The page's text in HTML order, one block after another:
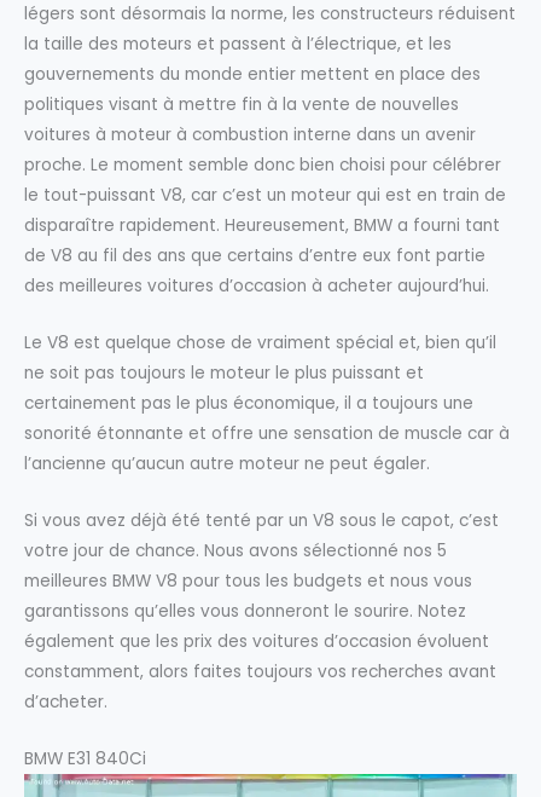
légers sont désormais la norme, les constructeurs réduisent
la taille des moteurs et passent à l’électrique, et les
gouvernements du monde entier mettent en place des
politiques visant à mettre fin à la vente de nouvelles
voitures à moteur à combustion interne dans un avenir
proche. Le moment semble donc bien choisi pour célébrer
le tout-puissant V8, car c’est un moteur qui est en train de
disparaître rapidement. Heureusement, BMW a fourni tant
de V8 au fil des ans que certains d’entre eux font partie
des meilleures voitures d’occasion à acheter aujourd’hui.
Le V8 est quelque chose de vraiment spécial et, bien qu’il
ne soit pas toujours le moteur le plus puissant et
certainement pas le plus économique, il a toujours une
sonorité étonnante et offre une sensation de muscle car à
l’ancienne qu’aucun autre moteur ne peut égaler.
Si vous avez déjà été tenté par un V8 sous le capot, c’est
votre jour de chance. Nous avons sélectionné nos 5
meilleures BMW V8 pour tous les budgets et nous vous
garantissons qu’elles vous donneront le sourire. Notez
également que les prix des voitures d’occasion évoluent
constamment, alors faites toujours vos recherches avant
d’acheter.
BMW E31 840Ci